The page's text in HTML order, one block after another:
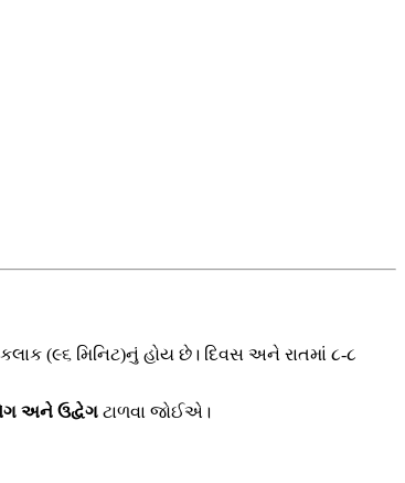
(૯૬ મિનિટ)નું હોય છે। દિવસ અને રાતમાં ૮-૮
અને ઉદ્વેગ ટાળવા જોઈએ।